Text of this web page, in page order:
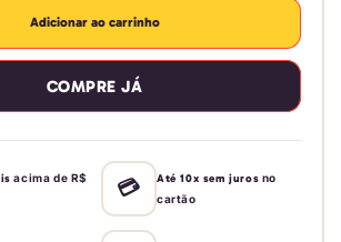
de
Converse
Chuck
70
Hi
Seasonal
Adicionar ao carrinho
COMPRE JÁ
acima de R$
💳 Até 10x sem juros no
cartão